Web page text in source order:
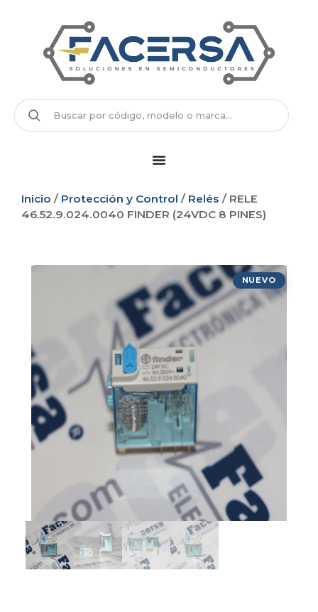
Inicio / Protección y Control / Relés / RELE
46.52.9.024.0040 FINDER (24VDC 8 PINES)